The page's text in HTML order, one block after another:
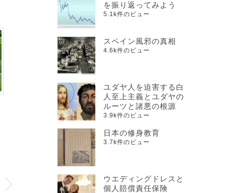
を振り返ってみよう
5.1k件のビュー
スペイン風邪の真相
4.6k件のビュー
ユダヤ人を迫害する白
人至上主義とユダヤの
ルーツと諸悪の根源
3.9k件のビュー
日本の修身教育
3.7k件のビュー
ウエディングドレスと
個人賠償責任保険